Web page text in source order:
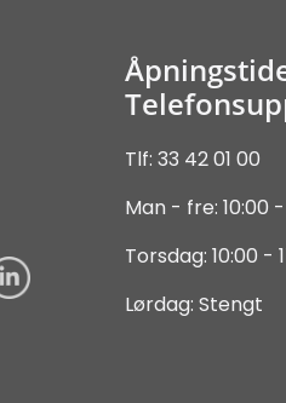
Tlf: 33 42 01 00
Man - fre: 10:00 -
Torsdag: 10:00 -
Lørdag: Stengt